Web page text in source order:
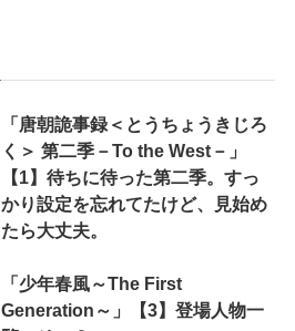
「唐朝詭事録＜とうちょうきじろ
く＞ 第二季－To the West－」
【1】待ちに待った第二季。すっ
かり設定を忘れてたけど、見始め
たら大丈夫。
「少年春風～The First
Generation～」【3】登場人物一